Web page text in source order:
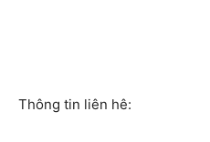
Thông tin liên hê: